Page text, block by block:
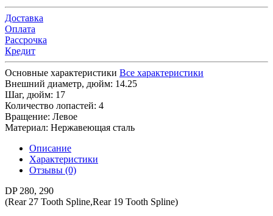
Доставка
Оплата
Рассрочка
Кредит
Основные характеристики Все характеристики
Внешний диаметр, дюйм: 14.25
Шаг, дюйм: 17
Количество лопастей: 4
Вращение: Левое
Материал: Нержавеющая сталь
Описание
Характеристики
Отзывы (0)
DP 280, 290
(Rear 27 Tooth Spline,Rear 19 Tooth Spline)